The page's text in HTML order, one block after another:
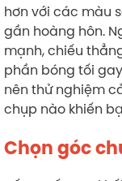
hơn với các màu
gần hoàng hôn.
mạnh, chiếu
phần bóng tối
nên thử nghiệm
chụp nào khiến
Chọn góc